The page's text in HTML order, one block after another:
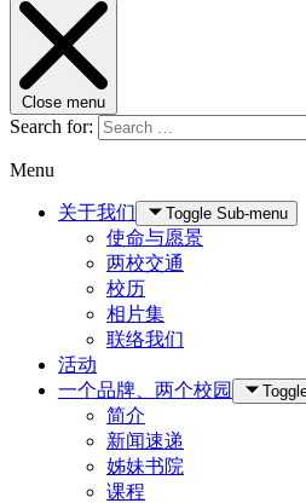
Close menu
Search for:
Menu
关于我们 Toggle Sub-menu
使命与愿景
两校交通
校历
相片集
联络我们
活动
一个品牌、两个校园
简介
新闻速递
姊妹书院
课程